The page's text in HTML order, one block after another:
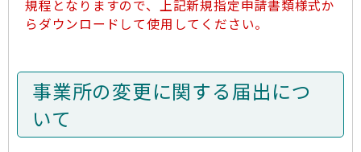
規程となりますので、上記新規指定申請書類様式か
らダウンロードして使用してください。
事業所の変更に関する届出につ
いて